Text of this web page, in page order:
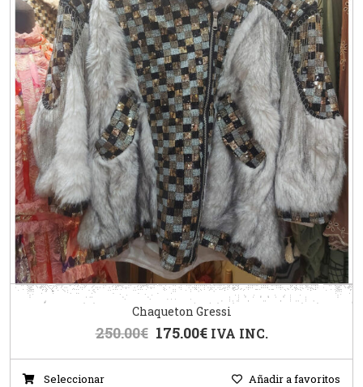
Chaqueton Gressi
250.00€ 175.00€ IVA INC.
Seleccionar Añadir a favoritos